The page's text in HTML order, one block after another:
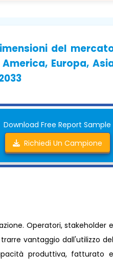
del
Europa,
Download Free Report Sample
Richiedi Un Campione
Operatori, stakeholder e
vantaggio dall'utilizzo del
produttiva, fatturato e